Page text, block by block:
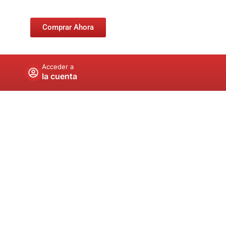
Comprar Ahora
Acceder a
la cuenta